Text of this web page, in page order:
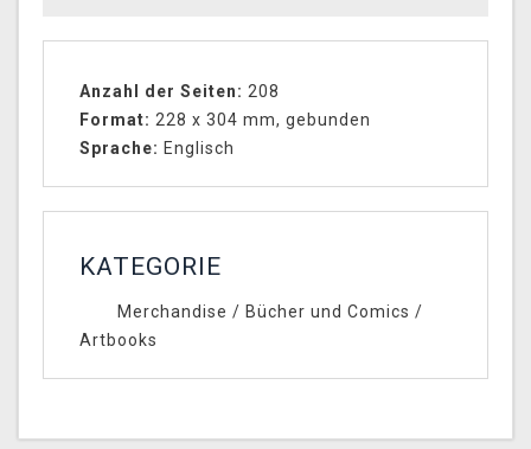
Anzahl der Seiten: 208
Format: 228 x 304 mm, gebunden
Sprache: Englisch
KATEGORIE
Merchandise / Bücher und Comics /
Artbooks